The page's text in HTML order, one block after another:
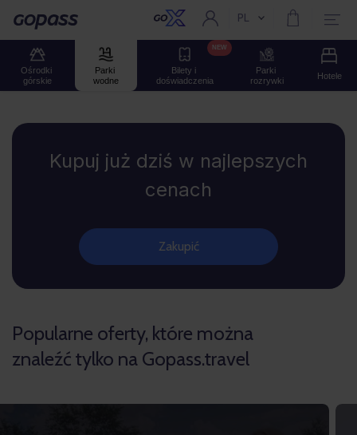
Gopass Aktualny język:
PL
Ośrodki
górskie
Parki
wodne
Bilety i
doświadczenia
NEW
Parki
rozrywki
Hotele
Kupuj już dziś w najlepszych
cenach
Zakupić
Popularne oferty, które można
znaleźć tylko na Gopass.travel